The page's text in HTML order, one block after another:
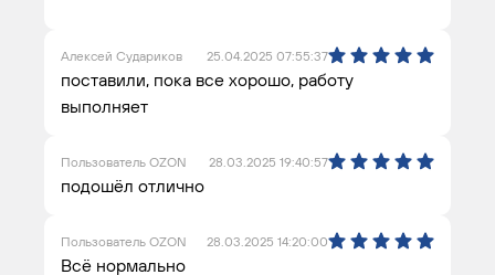
Алексей Судариков 25.04.2025 07:55:37
поставили, пока все хорошо, работу
выполняет
Пользователь OZON 28.03.2025 19:40:57
подошёл отлично
Пользователь OZON 28.03.2025 14:20:00
Всё нормально